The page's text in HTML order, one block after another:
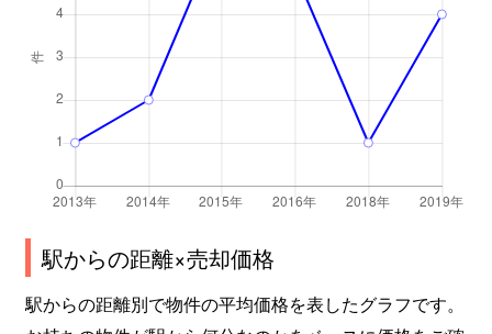
駅からの距離×売却価格
駅からの距離別で物件の平均価格を表したグラフです。